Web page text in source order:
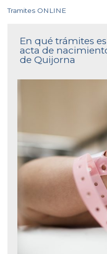
Tramites ONLINE
En qué trámites
acta de
de Quijorna